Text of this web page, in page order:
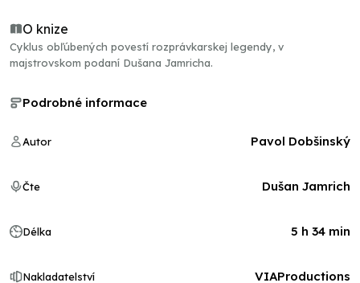
O knize
Cyklus obľúbených povestí rozprávkarskej legendy, v
majstrovskom podaní Dušana Jamricha.
Podrobné informace
Autor Pavol Dobšinský
Čte Dušan Jamrich
Délka 5 h 34 min
Nakladatelství VIAProductions